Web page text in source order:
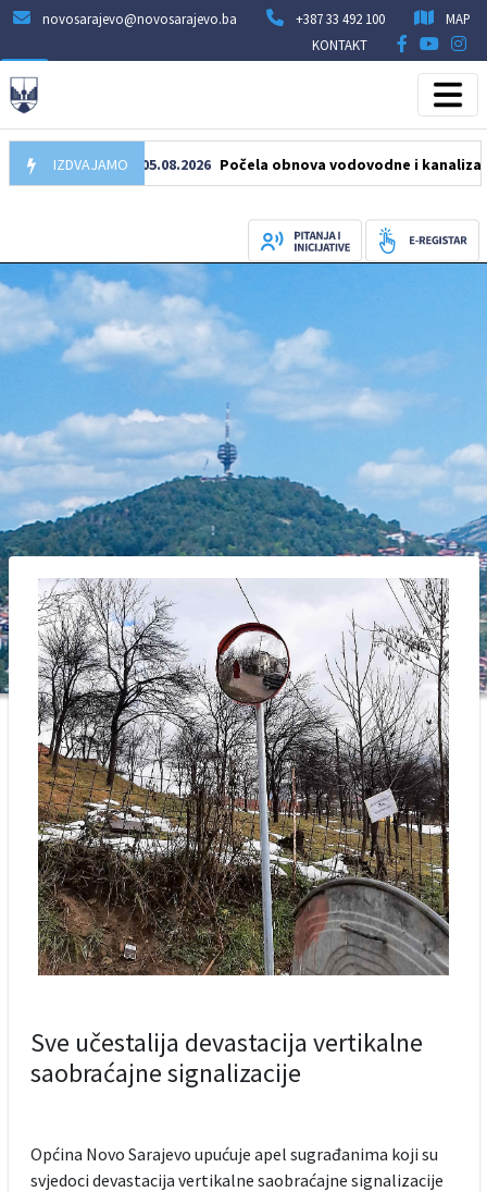
novosarajevo@novosarajevo.ba +387 33 492 100
MAP
KONTAKT
IZDVAJAMO
05.08.2026 Počela obnova vodovodne i kanalizacione
Sve učestalija devastacija vertikalne
saobraćajne signalizacije
Općina Novo Sarajevo upućuje apel sugrađanima koji su
svjedoci devastacija vertikalne saobraćajne signalizacije